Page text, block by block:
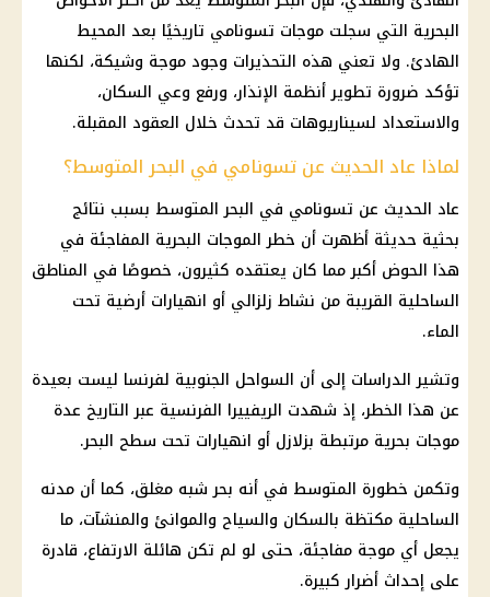
البحرية التي سجلت موجات تسونامي تاريخيًا بعد المحيط
الهادئ. ولا تعني هذه التحذيرات وجود موجة وشيكة، لكنها
تؤكد ضرورة تطوير أنظمة الإنذار، ورفع وعي السكان،
والاستعداد لسيناريوهات قد تحدث خلال العقود المقبلة.
لماذا عاد الحديث عن تسونامي في البحر المتوسط؟
عاد الحديث عن تسونامي في البحر المتوسط بسبب نتائج
بحثية حديثة أظهرت أن خطر الموجات البحرية المفاجئة في
هذا الحوض أكبر مما كان يعتقده كثيرون، خصوصًا في المناطق
الساحلية القريبة من نشاط زلزالي أو انهيارات أرضية تحت
الماء.
وتشير الدراسات إلى أن السواحل الجنوبية لفرنسا ليست بعيدة
عن هذا الخطر، إذ شهدت الريفييرا الفرنسية عبر التاريخ عدة
موجات بحرية مرتبطة بزلازل أو انهيارات تحت سطح البحر.
وتكمن خطورة المتوسط في أنه بحر شبه مغلق، كما أن مدنه
الساحلية مكتظة بالسكان والسياح والموانئ والمنشآت، ما
يجعل أي موجة مفاجئة، حتى لو لم تكن هائلة الارتفاع، قادرة
على إحداث أضرار كبيرة.